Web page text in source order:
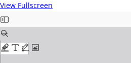
View Fullscreen